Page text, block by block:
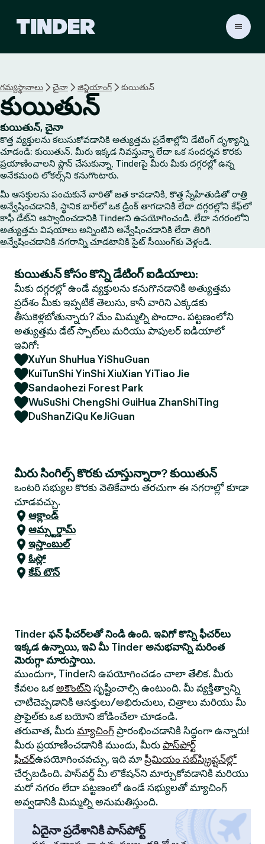
r
హో
మ్
గమ్యస్థానాలు చైనా జిన్జియాంగ్ కుయితున్
కుయితున్
కుయితున్, చైనా
కొత్త వ్యక్తులను కలుసుకోవడానికి అత్యుత్తమ ప్రదేశాల్లోని డేటింగ్ దృశ్యాన్ని
చూడండి: కుయితున్. మీరు ఇక్కడ నివస్తున్నా లేదా ఒక సందర్శన కొరకు
ప్రయాణించాలని ప్లాన్ చేసుకున్నా, Tinderపై మీరు మీకు దగ్గరల్లో ఉన్న
అనేకమంది లోకల్స్‌ని కనుగొంటారు.
మీ ఆసక్తులను పంచుకునే వారితో జత కావడానికి, కొత్త స్నేహితుడితో రాత్రి
అన్వేషించడానికి, స్థానిక బార్‌లో ఒక డ్రింక్ తాగడానికి లేదా దగ్గరల్లోని కేఫ్‌లో
కాఫీ డేట్‌ని ఆస్వాదించడానికి Tinderని ఉపయోగించండి. లేదా నగరంలోని
అత్యుత్తమ విషయాలు అన్నింటిని అన్వేషించడానికి లేదా తిరిగి
అన్వేషించడానికి నగరాన్ని చూడటానికి సైట్ సీయింగ్‌కు వెళ్లండి.
కుయితున్ కోసం కొన్ని డేటింగ్ ఐడియాలు:
మీకు దగ్గరల్లో ఉండే వ్యక్తులను కనుగొనడానికి అత్యుత్తమ
ప్రదేశం మీకు ఇప్పటికే తెలుసు, కానీ వారిని ఎక్కడకు
తీసుకెళ్లబోతున్నారు? మేం మిమ్మల్ని పొందాం. పట్టణంలోని
అత్యుత్తమ డేట్ స్పాట్‌లు మరియు పాపులర్ ఐడియాలో
ఇవిగో:
XuYun ShuHua YiShuGuan
KuiTunShi YinShi XiuXian YiTiao Jie
Sandaohezi Forest Park
WuSuShi ChengShi GuiHua ZhanShiTing
DuShanZiQu KeJiGuan
మీరు సింగిల్స్ కొరకు చూస్తున్నారా? కుయితున్
ఒంటరి సభ్యుల కొరకు వెతికేవారు తరచుగా ఈ నగరాల్లో కూడా
చూడవచ్చు.
ఆక్లాండ్
ఆమ్స్టర్డామ్
ఇస్తాంబుల్
ఓస్లో
కేప్ టౌన్
Tinder ఫన్ ఫీచర్‌లతో నిండి ఉంది. ఇవిగో కొన్ని ఫీచర్‌లు
ఇక్కడ ఉన్నాయి, ఇవి మీ Tinder అనుభవాన్ని మరింత
మెరుగ్గా మారుస్తాయి.
ముందుగా, Tinderని ఉపయోగించడం చాలా తేలిక. మీరు
కేవలం ఒకఅకౌంట్‌ని సృష్టించాల్సి ఉంటుంది. మీ వ్యక్తిత్వాన్ని
చాటిచెప్పడానికి ఆసక్తులు/అభిరుచులు, చిత్రాలు మరియు మీ
ప్రొఫైల్‌కు ఒక బయోని జోడించేలా చూడండి.
తరువాత, మీరు మ్యాచింగ్ ప్రారంభించడానికి సిద్ధంగా ఉన్నారు!
మీరు ప్రయాణించడానికి ముందు, మీరు పాస్‌పోర్ట్
ఫీచర్ఉపయోగించవచ్చు, ఇది మాప్రీమియం సబ్‌స్క్రిప్షన్‌ల్లో
చేర్చబడింది. పాస్‌వర్డ్ మీ లొకేషన్‌ని మార్చుకోవడానికి మరియు
మరో నగరం లేదా పట్టణంలో ఉండే సభ్యులతో మ్యాచింగ్
అవ్వడానికి మిమ్మల్ని అనుమతిస్తుంది.
ఏదైనా ప్రదేశానికి పాస్‌పోర్ట్